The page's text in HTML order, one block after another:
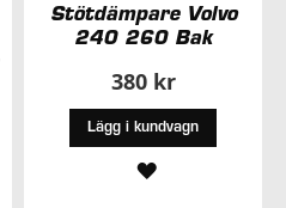
Stötdämpare Volvo
240 260 Bak
380 kr
Lägg i kundvagn
LÄGG